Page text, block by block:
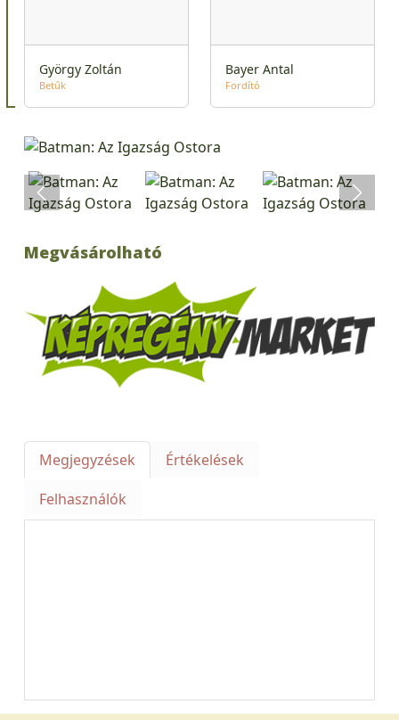
György Zoltán
Betűk
Bayer Antal
Fordító
Megvásárolható
Megjegyzések
Értékelések
Felhasználók